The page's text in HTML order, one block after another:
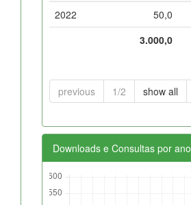
2022
50,0
3.000,0
previous 1/2 show all
Downloads e Consultas por ano